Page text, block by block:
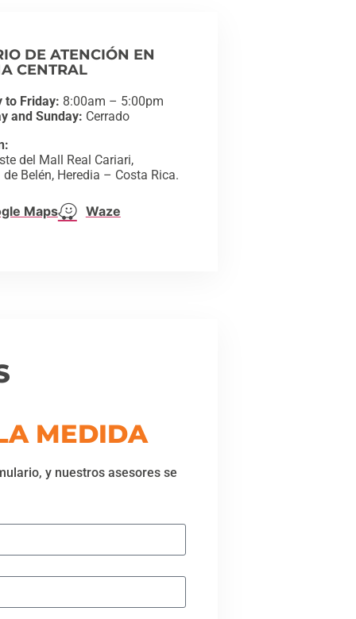
DE ATENCIÓN EN
CENTRAL
to Friday: 8:00am – 5:00pm
and Sunday: Cerrado
del Mall Real Cariari,
Belén, Heredia – Costa Rica.
Maps Waze
MEDIDA
y nuestros asesores se